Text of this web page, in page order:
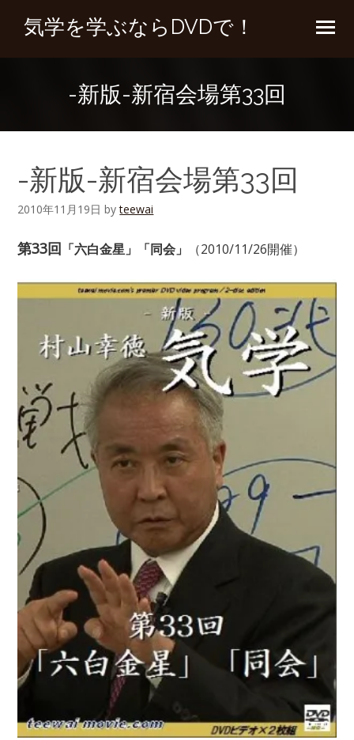
気学を学ぶならDVDで！
-新版-新宿会場第33回
-新版-新宿会場第33回
2010年11月19日 byteewai
第33回 「六白金星」「同会」 （2010/11/26開催）